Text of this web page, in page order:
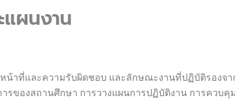
ผนงาน
น้าที่และความรับผิดชอบ และลักษณะงานที่ปฏิบัติรองจ
รของสถานศึกษา การวางแผนการปฏิบัติงาน การควบ